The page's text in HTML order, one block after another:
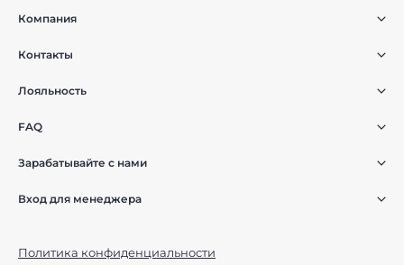
Компания
Контакты
Лояльность
FAQ
Зарабатывайте с нами
Вход для менеджера
Политика конфиденциальности